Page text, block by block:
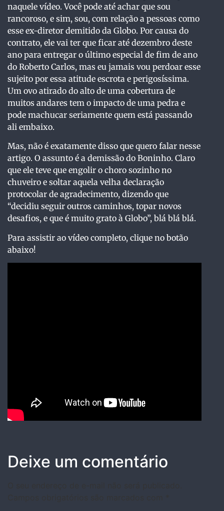
naquele vídeo. Você pode até achar que sou
rancoroso, e sim, sou, com relação a pessoas como
esse ex-diretor demitido da Globo. Por causa do
contrato, ele vai ter que ficar até dezembro deste
ano para entregar o último especial de fim de ano
do Roberto Carlos, mas eu jamais vou perdoar esse
sujeito por essa atitude escrota e perigosíssima.
Um ovo atirado do alto de uma cobertura de
muitos andares tem o impacto de uma pedra e
pode machucar seriamente quem está passando
ali embaixo.
Mas, não é exatamente disso que quero falar nesse
artigo. O assunto é a demissão do Boninho. Claro
que ele teve que engolir o choro sozinho no
chuveiro e soltar aquela velha declaração
protocolar de agradecimento, dizendo que
“decidiu seguir outros caminhos, topar novos
desafios, e que é muito grato à Globo”, blá blá blá.
Para assistir ao vídeo completo, clique no botão
abaixo!
Deixe um comentário